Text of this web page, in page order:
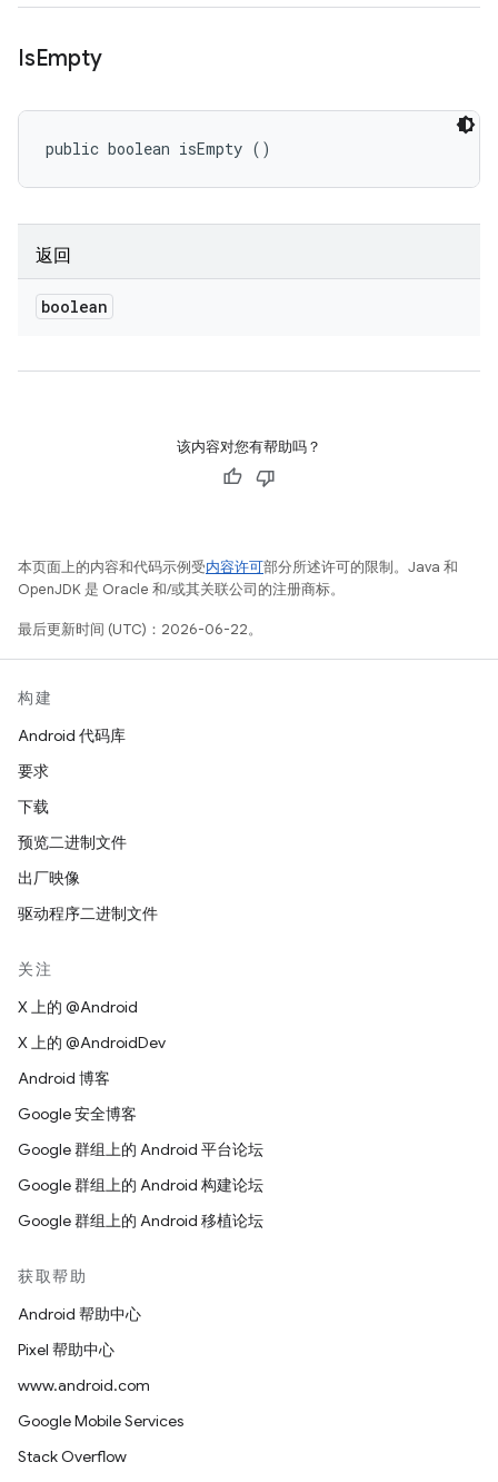
IsEmpty
public boolean isEmpty ()
返回
boolean
该内容对您有帮助吗？
本页面上的内容和代码示例受内容许可部分所述许可的限制。Java 和
OpenJDK 是 Oracle 和/或其关联公司的注册商标。
最后更新时间 (UTC)：2026-06-22。
构建
Android 代码库
要求
下载
预览二进制文件
出厂映像
驱动程序二进制文件
关注
X 上的 @Android
X 上的 @AndroidDev
Android 博客
Google 安全博客
Google 群组上的 Android 平台论坛
Google 群组上的 Android 构建论坛
Google 群组上的 Android 移植论坛
获取帮助
Android 帮助中心
Pixel 帮助中心
www.android.com
Google Mobile Services
Stack Overflow